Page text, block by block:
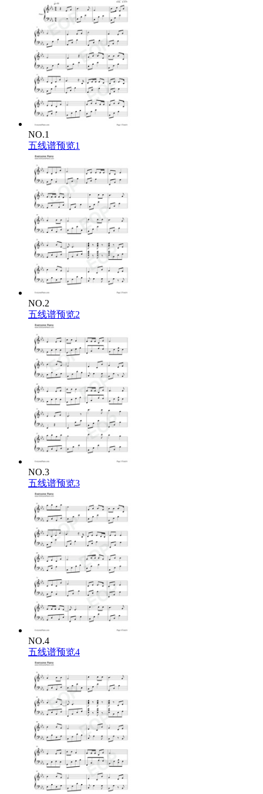
NO.1
五线谱预览1
NO.2
五线谱预览2
NO.3
五线谱预览3
NO.4
五线谱预览4